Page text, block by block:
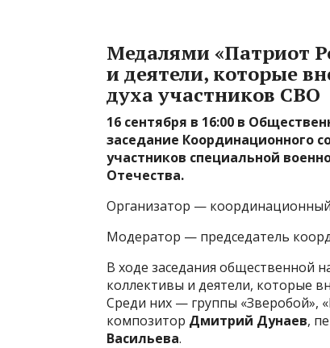
Медалями «Патриот
и деятели, которые
духа участников СВО
16 сентября в 16:00 в
заседание Координационного
участников специальной
Отечества.
Организатор —
Модератор — председатель
В ходе заседания общественной
коллективы и деятели, которые
Среди них — группы «Зверобой»,
композитор Дмитрий Дунаев,
Васильева.